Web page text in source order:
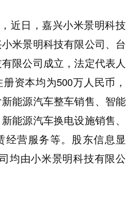
近日，嘉兴小米景明科技
米景明科技有限公司、台
限公司成立，法定代表人
资本均为500万人民币，
能源汽车整车销售、智能
能源汽车换电设施销售、
经营服务等。股东信息显
均由小米景明科技有限公